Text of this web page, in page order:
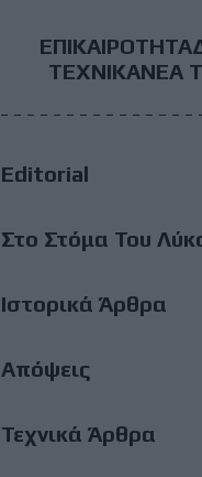
Footer
Main
Menu
ΕΠΙΚΑΙΡΟΤΗΤΑ
ΤΕΧΝΙΚΑΝΕΑ
Editorial
Στο Στόμα Του
Ιστορικά Άρθρα
Απόψεις
Τεχνικά Άρθρα